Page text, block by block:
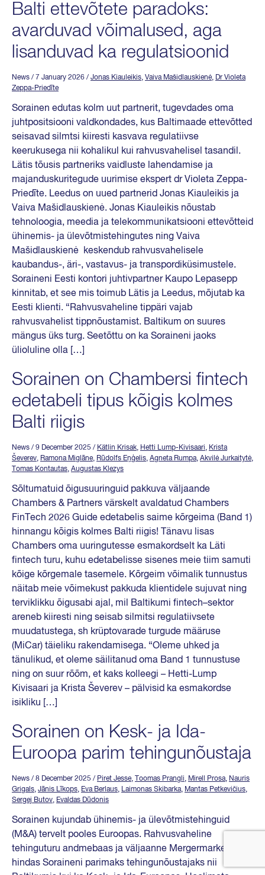
Balti ettevõtete paradoks:
avarduvad võimalused, aga
lisanduvad ka regulatsioonid
News / 7 January 2026 / Jonas Kiauleikis, Vaiva Mašidlauskienė, Dr Violeta
Zeppa-Priedīte
Sorainen edutas kolm uut partnerit, tugevdades oma
juhtpositsiooni valdkondades, kus Baltimaade ettevõtted
seisavad silmtsi kiiresti kasvava regulatiivse
keerukusega nii kohalikul kui rahvusvahelisel tasandil.
Lätis tõusis partneriks vaidluste lahendamise ja
majanduskuritegude uurimise ekspert dr Violeta Zeppa-
Priedīte. Leedus on uued partnerid Jonas Kiauleikis ja
Vaiva Mašidlauskienė. Jonas Kiauleikis nõustab
tehnoloogia, meedia ja telekommunikatsiooni ettevõtteid
ühinemis- ja ülevõtmistehingutes ning Vaiva
Mašidlauskienė keskendub rahvusvahelisele
kaubandus-, äri-, vastavus- ja transpordiküsimustele.
Soraineni Eesti kontori juhtivpartner Kaupo Lepasepp
kinnitab, et see mis toimub Lätis ja Leedus, mõjutab ka
Eesti klienti. “Rahvusvaheline tippäri vajab
rahvusvahelist tippnõustamist. Baltikum on suures
mängus üks turg. Seetõttu on ka Soraineni jaoks
ülioluline olla […]
Sorainen on Chambersi fintech
edetabeli tipus kõigis kolmes
Balti riigis
News / 9 December 2025 / Kätlin Krisak, Hetti Lump-Kivisaari, Krista
Ševerev, Ramona Miglāne, Rūdolfs Eņģelis, Agneta Rumpa, Akvilė Jurkaitytė,
Tomas Kontautas, Augustas Klezys
Sõltumatuid õigusuuringuid pakkuva väljaande
Chambers & Partners värskelt avaldatud Chambers
FinTech 2026 Guide edetabelis saime kõrgeima (Band 1)
hinnangu kõigis kolmes Balti riigis! Tänavu lisas
Chambers oma uuringutesse esmakordselt ka Läti
fintech turu, kuhu edetabelisse sisenes meie tiim samuti
kõige kõrgemale tasemele. Kõrgeim võimalik tunnustus
näitab meie võimekust pakkuda klientidele sujuvat ning
terviklikku õigusabi ajal, mil Baltikumi fintech–sektor
areneb kiiresti ning seisab silmitsi regulatiivsete
muudatustega, sh krüptovarade turgude määruse
(MiCar) täieliku rakendamisega. “Oleme uhked ja
tänulikud, et oleme säilitanud oma Band 1 tunnustuse
ning on suur rõõm, et kaks kolleegi – Hetti-Lump
Kivisaari ja Krista Ševerev – pälvisid ka esmakordse
isikliku […]
Sorainen on Kesk- ja Ida-
Euroopa parim tehingunõustaja
News / 8 December 2025 / Piret Jesse, Toomas Prangli, Mirell Prosa, Nauris
Grigals, Jānis Līkops, Eva Berlaus, Laimonas Skibarka, Mantas Petkevičius,
Sergej Butov, Evaldas Dūdonis
Sorainen kujundab ühinemis- ja ülevõtmistehinguid
(M&A) tervelt pooles Euroopas. Rahvusvaheline
tehinguturu andmebaas ja väljaanne Mergermarket
hindas Soraineni parimaks tehingunõustajaks nii